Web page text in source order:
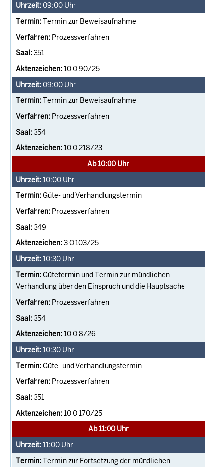
09:00 Uhr
Termin zur Beweisaufnahme
Prozessverfahren
351
10 O 90/25
09:00 Uhr
Termin zur Beweisaufnahme
Prozessverfahren
354
10 O 218/23
Ab 10:00 Uhr
10:00 Uhr
Güte- und Verhandlungstermin
Prozessverfahren
349
3 O 103/25
10:30 Uhr
Gütetermin und Termin zur mündlichen
Verhandlung über den Einspruch und die Hauptsache
Prozessverfahren
354
10 O 8/26
10:30 Uhr
Güte- und Verhandlungstermin
Prozessverfahren
351
10 O 170/25
Ab 11:00 Uhr
11:00 Uhr
Termin zur Fortsetzung der mündlichen